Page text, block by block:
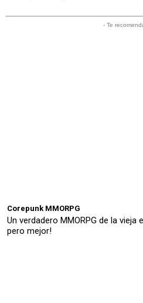
- Te
Corepunk MMORPG
Un verdadero MMORPG de la vieja
pero mejor!